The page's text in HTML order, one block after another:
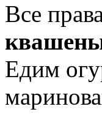
Все
Едим